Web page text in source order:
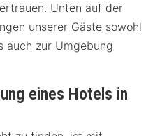
Unten auf der
unserer Gäste sowohl
auch zur Umgebung
eines Hotels in